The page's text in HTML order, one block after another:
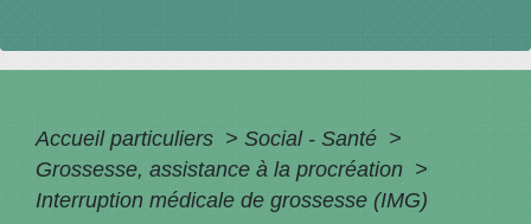
Accueil particuliers > Social - Santé >
Grossesse, assistance à la procréation >
Interruption médicale de grossesse (IMG)